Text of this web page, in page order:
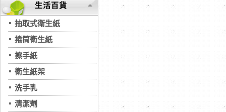
生活百貨
抽取式衛生紙
捲筒衛生紙
擦手紙
衛生紙架
洗手乳
清潔劑